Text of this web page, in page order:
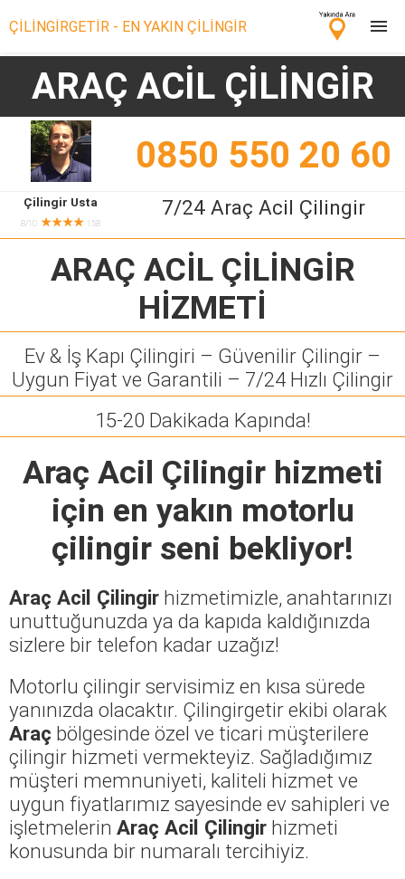
ÇİLİNGİRGETİR - EN YAKIN ÇİLİNGİR
Çilingir Ara
Çilingir misin? Bize Katıl!
ARAÇ ACİL ÇİLİNGİR
0850 550 20 60
Çilingir Usta
8/10 ★★★★ 158
7/24 Araç Acil Çilingir
ARAÇ ACİL ÇİLİNGİR
HİZMETİ
Ev & İş Kapı Çilingiri – Güvenilir Çilingir –
Uygun Fiyat ve Garantili – 7/24 Hızlı Çilingir
15-20 Dakikada Kapında!
Araç Acil Çilingirhizmeti
için en yakın motorlu
çilingir seni bekliyor!
Araç Acil Çilingir hizmetimizle, anahtarınızı
unuttuğunuzda ya da kapıda kaldığınızda
sizlere bir telefon kadar uzağız!
Motorlu çilingir servisimiz en kısa sürede
yanınızda olacaktır. Çilingirgetir ekibi olarak
Araç bölgesinde özel ve ticari müşterilere
çilingir hizmeti vermekteyiz. Sağladığımız
müşteri memnuniyeti, kaliteli hizmet ve
uygun fiyatlarımız sayesinde ev sahipleri ve
işletmelerin Araç Acil Çilingir hizmeti
konusunda bir numaralı tercihiyiz.